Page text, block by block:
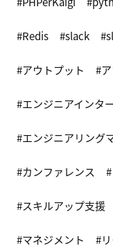
Redis slack
アウトプット
エンジニアインタ
エンジニアリング
カンファレンス
スキルアップ支援
マネジメント